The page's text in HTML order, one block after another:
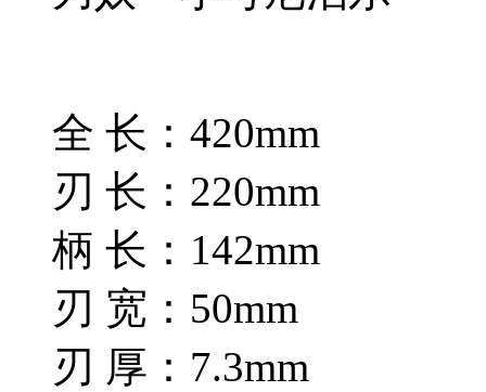
全 长：420mm
刃 长：220mm
柄 长：142mm
刃 宽：50mm
刃 厚：7.3mm